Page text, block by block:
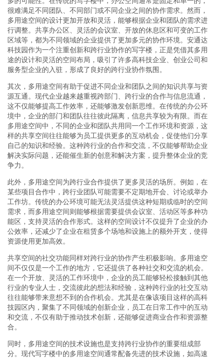
很难满足不同团队、不同部门或不同企业之间的协作需求。然而，
多用途空间的设计更加开放和灵活，能够根据企业和团队的需求进
行调整。共享办公区、灵活的会议室、开放的休息区和可变的工作
区域等，都为不同领域的企业提供了更加多元的协作环境。安通达
科技园作为一个注重创新和跨行业协作的写字楼，正是凭借其多用
途的设计和灵活的空间布局，吸引了许多高科技企业、创业公司和
服务型企业的入驻，形成了良好的跨行业协作氛围。
其次，多用途空间有助于促进不同企业和团队之间的知识共享与资
源互通。现代企业越来越重视跨部门、跨行业的合作与信息流通，
这不仅能够提高工作效率，还能够激发创新思维。在传统的办公环
境中，企业的部门和团队往往彼此隔离，信息共享较为有限。而在
多用途空间中，不同的企业和团队共用同一个工作环境和资源，这
样的共享空间往往能够为员工提供更多的互动机会，促使他们分享
自己的知识和经验。这种跨行业的合作和交流，不仅能够帮助企业
解决实际问题，还能催生新的创意和解决方案，提升整体企业的竞
争力。
此外，多用途空间为跨行业合作提供了更多灵活的场所。例如，在
某些项目合作中，跨行业团队可能需要不定期地开会、讨论或举办
工作坊。传统的办公环境可能无法灵活提供这种短期或临时的空间
需求，而多用途空间则能够根据需要提供会议室、活动区等多种功
能区，支持灵活的合作形式。这样的空间设计不仅提升了企业的办
公效率，还减少了企业在租赁多个场地和设施上的额外开支，使得
资源使用更加高效。
共享空间的社交功能同样对跨行业的协作产生积极影响。多用途空
间不仅仅是一个工作的地方，它还提供了各种社交和交流的机会。
在一个开放、灵活的工作环境中，企业的员工能够轻松接触到其他
行业的专业人士，交流彼此的想法和经验，这种跨行业的社交互动
往往能够带来意想不到的合作机会。尤其是在像该项目这样的高科
技园区内，聚集了不同领域的创新企业，员工在日常工作中的互动
和交流，不仅有助于推动技术创新，还能够促进商业合作和资源整
合。
同时，多用途空间的技术设施也是支持跨行业协作的重要组成部
分。现代写字楼中的多用途空间通常配备先进的技术设施，如高速